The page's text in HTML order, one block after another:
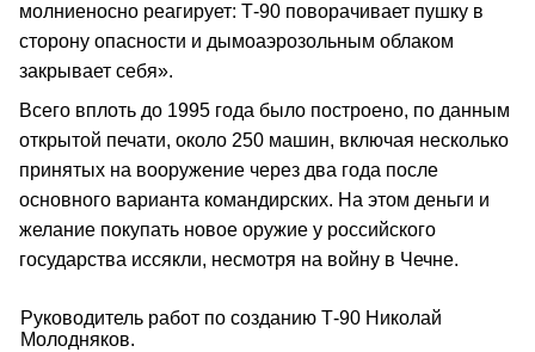
молниеносно реагирует: Т-90 поворачивает пушку в
сторону опасности и дымоаэрозольным облаком
закрывает себя».
Всего вплоть до 1995 года было построено, по данным
открытой печати, около 250 машин, включая несколько
принятых на вооружение через два года после
основного варианта командирских. На этом деньги и
желание покупать новое оружие у российского
государства иссякли, несмотря на войну в Чечне.
Руководитель работ по созданию Т-90 Николай
Молодняков.